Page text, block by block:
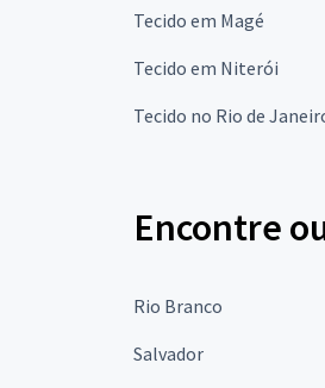
Tecido em Magé
Tecido em Niterói
Tecido no Rio de
Encontre
Rio Branco
Salvador